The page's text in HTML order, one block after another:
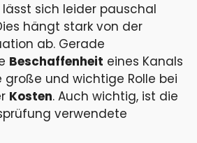
lässt sich leider pauschal
hängt stark von der
ab. Gerade
Beschaffenheit eines Kanals
große und wichtige Rolle bei
Kosten. Auch wichtig, ist die
verwendete